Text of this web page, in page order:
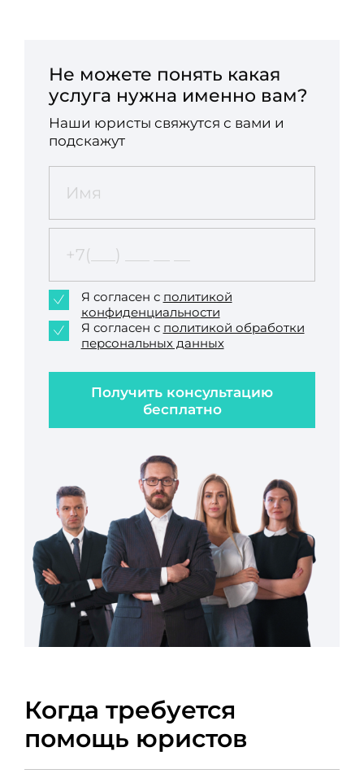
Не можете понять какая
услуга нужна именно вам?
Наши юристы свяжутся с вами и
подскажут
Получить консультацию
бесплатно
Я согласен с политикой
конфиденциальности
Я согласен с политикой обработки
персональных данных
Когда требуется
помощь юристов